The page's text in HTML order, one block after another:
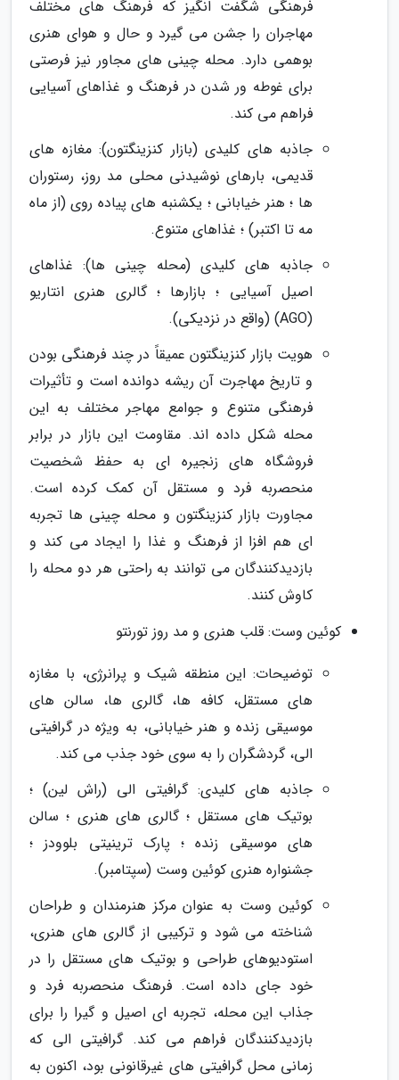
فرهنگی شگفت انگیز که فرهنگ های مختلف
مهاجران را جشن می گیرد و حال و هوای هنری
بوهمی دارد. محله چینی های مجاور نیز فرصتی
برای غوطه ور شدن در فرهنگ و غذاهای آسیایی
فراهم می کند.
جاذبه های کلیدی (بازار کنزینگتون): مغازه های
قدیمی، بارهای نوشیدنی محلی مد روز، رستوران
ها ؛ هنر خیابانی ؛ یکشنبه های پیاده روی (از ماه
مه تا اکتبر) ؛ غذاهای متنوع.
جاذبه های کلیدی (محله چینی ها): غذاهای
اصیل آسیایی ؛ بازارها ؛ گالری هنری انتاریو
(AGO) (واقع در نزدیکی).
هویت بازار کنزینگتون عمیقاً در چند فرهنگی بودن
و تاریخ مهاجرت آن ریشه دوانده است و تأثیرات
فرهنگی متنوع و جوامع مهاجر مختلف به این
محله شکل داده اند. مقاومت این بازار در برابر
فروشگاه های زنجیره ای به حفظ شخصیت
منحصربه فرد و مستقل آن کمک کرده است.
مجاورت بازار کنزینگتون و محله چینی ها تجربه
ای هم افزا از فرهنگ و غذا را ایجاد می کند و
بازدیدکنندگان می توانند به راحتی هر دو محله را
کاوش کنند.
کوئین وست: قلب هنری و مد روز تورنتو
توضیحات: این منطقه شیک و پرانرژی، با مغازه
های مستقل، کافه ها، گالری ها، سالن های
موسیقی زنده و هنر خیابانی، به ویژه در گرافیتی
الی، گردشگران را به سوی خود جذب می کند.
جاذبه های کلیدی: گرافیتی الی (راش لین) ؛
بوتیک های مستقل ؛ گالری های هنری ؛ سالن
های موسیقی زنده ؛ پارک ترینیتی بلوودز ؛
جشنواره هنری کوئین وست (سپتامبر).
کوئین وست به عنوان مرکز هنرمندان و طراحان
شناخته می شود و ترکیبی از گالری های هنری،
استودیوهای طراحی و بوتیک های مستقل را در
خود جای داده است. فرهنگ منحصربه فرد و
جذاب این محله، تجربه ای اصیل و گیرا را برای
بازدیدکنندگان فراهم می کند. گرافیتی الی که
زمانی محل گرافیتی های غیرقانونی بود، اکنون به